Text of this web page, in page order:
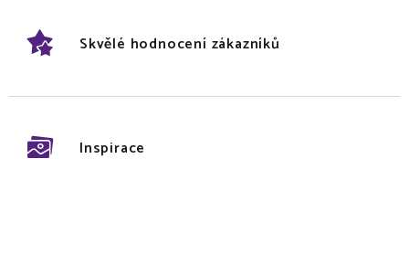
Skvělé hodnocení zákazníků
Inspirace